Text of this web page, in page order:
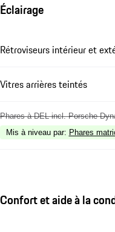
Éclairage
Rétroviseurs intérieur et
Vitres arrières teintés
Phares à DEL incl. Porsche
Mis à niveau par: Phares
Confort et aide à la